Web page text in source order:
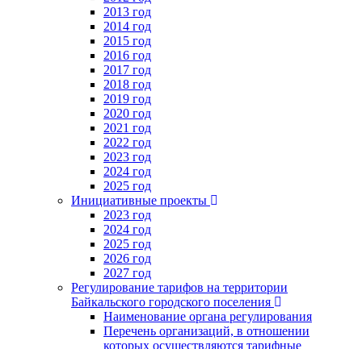
2013 год
2014 год
2015 год
2016 год
2017 год
2018 год
2019 год
2020 год
2021 год
2022 год
2023 год
2024 год
2025 год
Инициативные проекты
2023 год
2024 год
2025 год
2026 год
2027 год
Регулирование тарифов на территории
Байкальского городского поселения
Наименование органа регулирования
Перечень организаций, в отношении
которых осуществляются тарифные